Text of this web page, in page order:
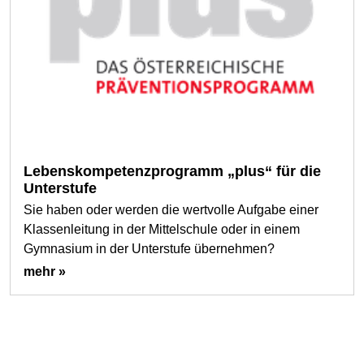
Lebenskompetenzprogramm „plus“ für die
Unterstufe
Sie haben oder werden die wertvolle Aufgabe einer
Klassenleitung in der Mittelschule oder in einem
Gymnasium in der Unterstufe übernehmen?
mehr »